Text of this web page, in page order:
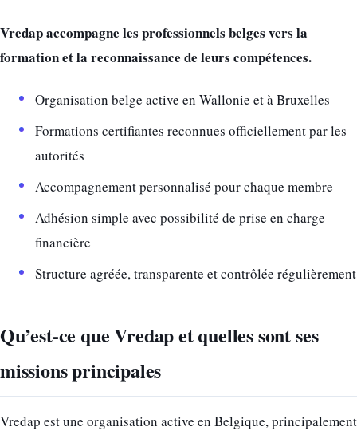
Vredap accompagne les professionnels belges vers la
formation et la reconnaissance de leurs compétences.
Organisation belge active en Wallonie et à Bruxelles
Formations certifiantes reconnues officiellement par les
autorités
Accompagnement personnalisé pour chaque membre
Adhésion simple avec possibilité de prise en charge
financière
Structure agréée, transparente et contrôlée régulièrement
Qu’est-ce que Vredap et quelles sont ses
missions principales
Vredap est une organisation active en Belgique, principalement